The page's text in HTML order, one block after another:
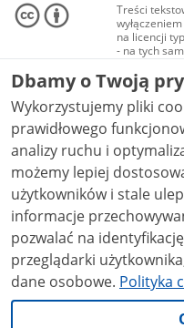
Treści
na licencji
- na tych
Materiały
audio i
Creative
NC-ND 4.0),
Dbamy o Twoją
Wykorzystujemy pliki
prawidłowego
analizy ruchu i optymalizacji
możemy lepiej
użytkowników i stale ulepszać
informacje
pozwalać na
przeglądarki
dane osobowe. Polityka